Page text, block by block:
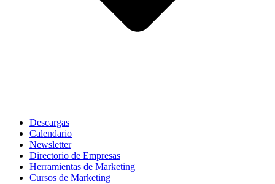
Descargas
Calendario
Newsletter
Directorio de Empresas
Herramientas de Marketing
Cursos de Marketing